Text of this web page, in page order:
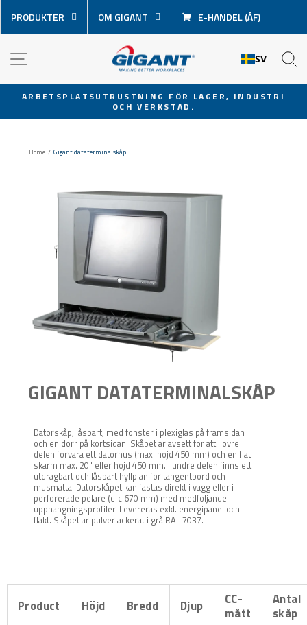
över
innehåll
PRODUKTER OM GIGANT E-HANDEL (ÅF)
SV
Pausa
ARBETSPLATSUTRUSTNING FÖR LAGER, INDUSTRI
OCH VERKSTAD.
Home / Gigant dataterminalskåp
GIGANT DATATERMINALSKÅP
Datorskåp, låsbart, med fönster i plexiglas på framsidan
och en dörr på kortsidan. Skåpet är avsett för att i övre
delen förvara ett datorhus (max. höjd 450 mm) och en flat
skärm max. 20" eller höjd 450 mm. I undre delen finns ett
utdragbart och låsbart hyllplan för tangentbord och
musmatta. Datorskåpet kan fästas direkt i vägg eller i
perforerade pelare (c-c 670 mm) med medföljande
upphängningsprofiler. Levereras exkl. energipanel och
fläkt. Skåpet är pulverlackerat i grå RAL 7037.
Product Höjd Bredd Djup
CC-
mått
Antal
skåp